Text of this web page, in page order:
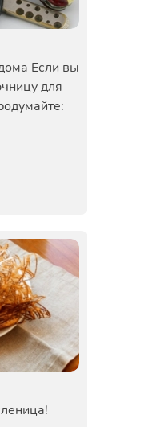
Если вы
для